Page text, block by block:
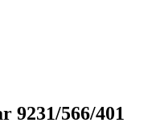
9231/566/401